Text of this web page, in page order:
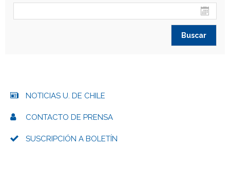
NOTICIAS U. DE CHILE
CONTACTO DE PRENSA
SUSCRIPCIÓN A BOLETÍN